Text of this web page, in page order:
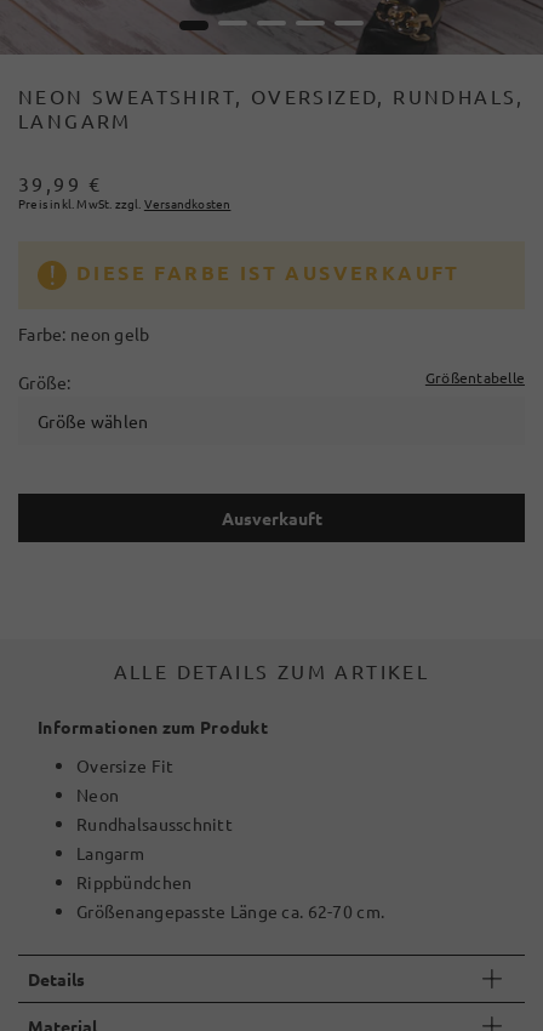
1 2 3 4 5
NEON SWEATSHIRT, OVERSIZED, RUNDHALS,
LANGARM
39,99 €
Preis inkl. MwSt. zzgl. Versandkosten
DIESE FARBE IST AUSVERKAUFT
Farbe: neon gelb
Größe: Größentabelle
Größe wählen
Ausverkauft
ALLE DETAILS ZUM ARTIKEL
Informationen zum Produkt
Oversize Fit
Neon
Rundhalsausschnitt
Langarm
Rippbündchen
Größenangepasste Länge ca. 62-70 cm.
Details
Material